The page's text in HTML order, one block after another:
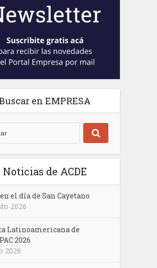
en EMPRESA
Noticias de ACDE
en el día de San Cayetano
2026
Latinoamericana de
2026
2026